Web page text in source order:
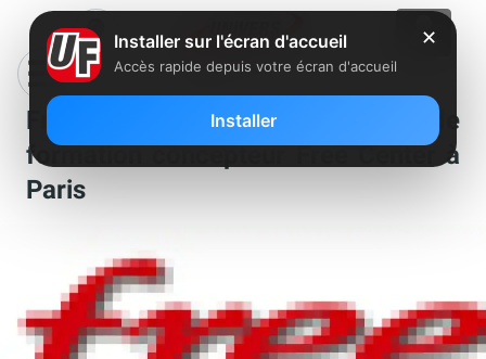
Free recherche un chargé de
formation concepteur Free Center à
Paris
✕
Installer sur l'écran d'accueil
Accès rapide depuis votre écran d'accueil
Installer